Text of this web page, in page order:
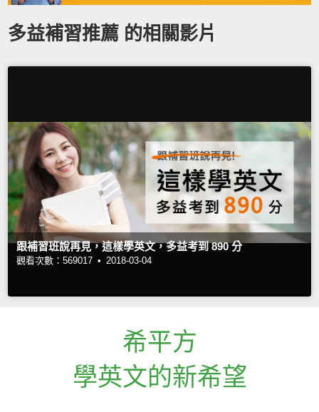
多益補習推薦 的相關影片
跟補習班說再見，這樣學英文，多益考到 890 分
觀看次數：569017 • 2018-03-04
希平方
學英文的新希望